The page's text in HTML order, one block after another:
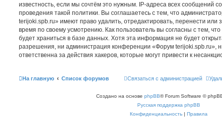
известность, если мы сочтём это нужным. IP-адреса всех сообщений
проведения такой политики. Вы соглашаетесь с тем, что
terijoki.spb.ru» имеют право удалить, отредактировать, перенести
время по своему усмотрению. Как пользователь вы согласны с тем,
будет храниться в базе данных. Хотя эта информация не будет
разрешения, ни администрация конференции «Форум terijoki.spb.ru»,
ответственна за действия хакеров, которые могут привести к
На главную Список форумов Связаться с администрацией
Создано на основе phpBB® Forum Software ©
Русская поддержка phpBB
Конфиденциальность | Правила